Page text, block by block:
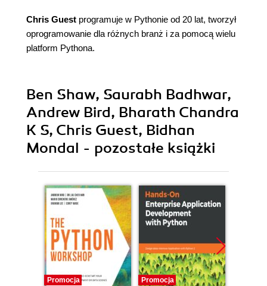
Chris Guest programuje w Pythonie od 20 lat, tworzył
oprogramowanie dla różnych branż i za pomocą wielu
platform Pythona.
Ben Shaw, Saurabh Badhwar,
Andrew Bird, Bharath Chandra
K S, Chris Guest, Bidhan
Mondal - pozostałe książki
Promocja Promocja